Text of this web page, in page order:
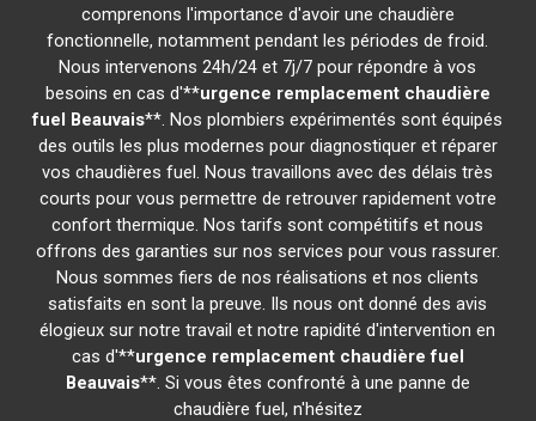
comprenons l'importance d'avoir une chaudière
fonctionnelle, notamment pendant les périodes de froid.
Nous intervenons 24h/24 et 7j/7 pour répondre à vos
besoins en cas d'**urgence remplacement chaudière
fuel Beauvais**. Nos plombiers expérimentés sont équipés
des outils les plus modernes pour diagnostiquer et réparer
vos chaudières fuel. Nous travaillons avec des délais très
courts pour vous permettre de retrouver rapidement votre
confort thermique. Nos tarifs sont compétitifs et nous
offrons des garanties sur nos services pour vous rassurer.
Nous sommes fiers de nos réalisations et nos clients
satisfaits en sont la preuve. Ils nous ont donné des avis
élogieux sur notre travail et notre rapidité d'intervention en
cas d'**urgence remplacement chaudière fuel
Beauvais**. Si vous êtes confronté à une panne de
chaudière fuel, n'hésitez